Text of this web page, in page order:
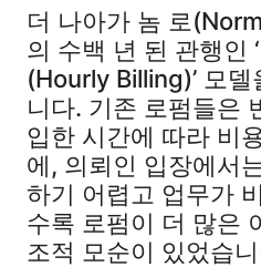
더 나아가 놈 로
의 수백 년 된 관행인
(Hourly Billing)’ 모
니다. 기존 로펌들은
입한 시간에 따라 비
에, 의뢰인 입장에서
하기 어렵고 업무가
수록 로펌이 더 많은
조적 모순이 있었습